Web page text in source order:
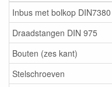
Inbus met bolkop DIN7380
Draadstangen DIN 975
Bouten (zes kant)
Stelschroeven